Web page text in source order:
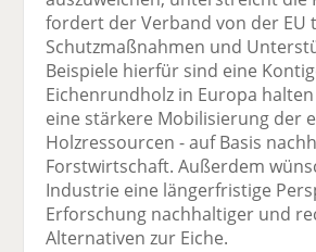
fordert der Verband von der EU
Schutzmaßnahmen und
Beispiele hierfür sind eine
Eichenrundholz in Europa
eine stärkere Mobilisierung der
Holzressourcen - auf Basis
Forstwirtschaft. Außerdem
Industrie eine längerfristige
Erforschung nachhaltiger und
Alternativen zur Eiche.